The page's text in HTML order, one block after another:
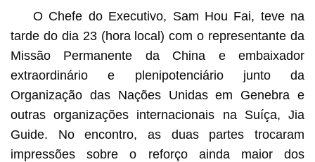
O Chefe do Executivo, Sam Hou Fai, teve na
tarde do dia 23 (hora local) com o representante da
Missão Permanente da China e embaixador
extraordinário e plenipotenciário junto da
Organização das Nações Unidas em Genebra e
outras organizações internacionais na Suíça, Jia
Guide. No encontro, as duas partes trocaram
impressões sobre o reforço ainda maior dos